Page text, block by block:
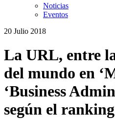
Noticias
Eventos
20 Julio 2018
La URL, entre
del mundo en
‘Business
según el